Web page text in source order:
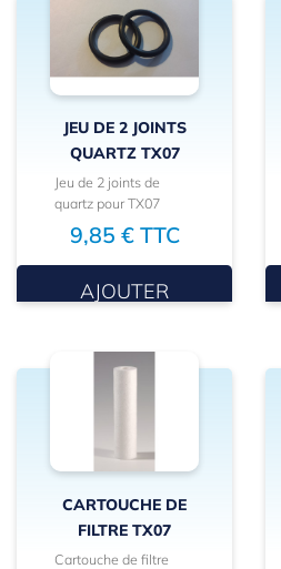
JEU DE 2 JOINTS
QUARTZ TX07
Jeu de 2 joints de
quartz pour TX07
9,85 € TTC
AJOUTER
CARTOUCHE DE
FILTRE TX07
Cartouche de filtre